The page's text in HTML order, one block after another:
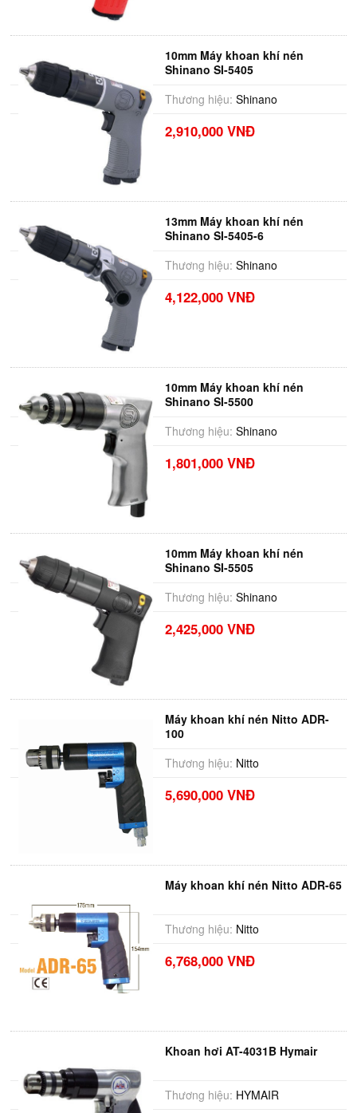
10mm Máy khoan khí nén
Shinano SI-5405
Thương hiệu: Shinano
2,910,000 VNĐ
13mm Máy khoan khí nén
Shinano SI-5405-6
Thương hiệu: Shinano
4,122,000 VNĐ
10mm Máy khoan khí nén
Shinano SI-5500
Thương hiệu: Shinano
1,801,000 VNĐ
10mm Máy khoan khí nén
Shinano SI-5505
Thương hiệu: Shinano
2,425,000 VNĐ
Máy khoan khí nén Nitto ADR-
100
Thương hiệu: Nitto
5,690,000 VNĐ
Máy khoan khí nén Nitto ADR-65
Thương hiệu: Nitto
6,768,000 VNĐ
Khoan hơi AT-4031B Hymair
Thương hiệu: HYMAIR